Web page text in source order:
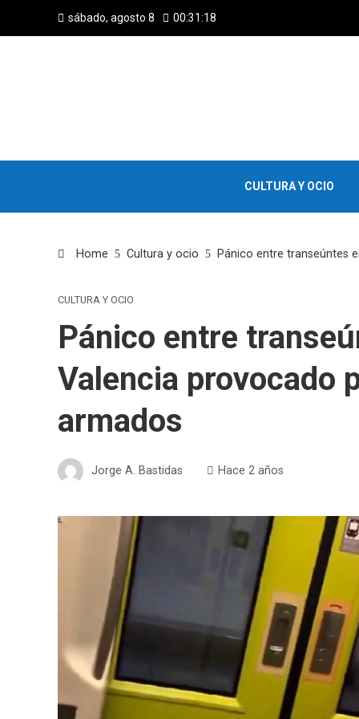
sábado, agosto 8 00:31:19
CULTURA Y OCIO
Home Cultura y ocio Pánico entre transeúntes
CULTURA Y OCIO
Pánico entre
Valencia provocado
armados
Jorge A. Bastidas Hace 2 años